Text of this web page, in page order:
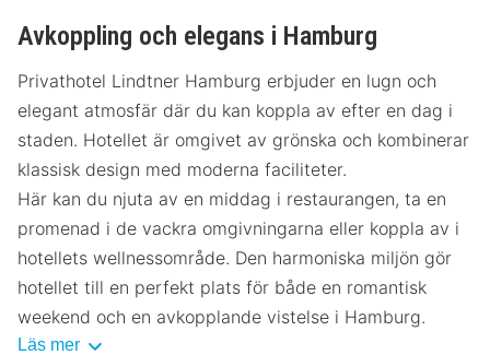
Avkoppling och elegans i Hamburg
Privathotel Lindtner Hamburg erbjuder en lugn och
elegant atmosfär där du kan koppla av efter en dag i
staden. Hotellet är omgivet av grönska och kombinerar
klassisk design med moderna faciliteter.
Här kan du njuta av en middag i restaurangen, ta en
promenad i de vackra omgivningarna eller koppla av i
hotellets wellnessområde. Den harmoniska miljön gör
hotellet till en perfekt plats för både en romantisk
weekend och en avkopplande vistelse i Hamburg.
Läs mer